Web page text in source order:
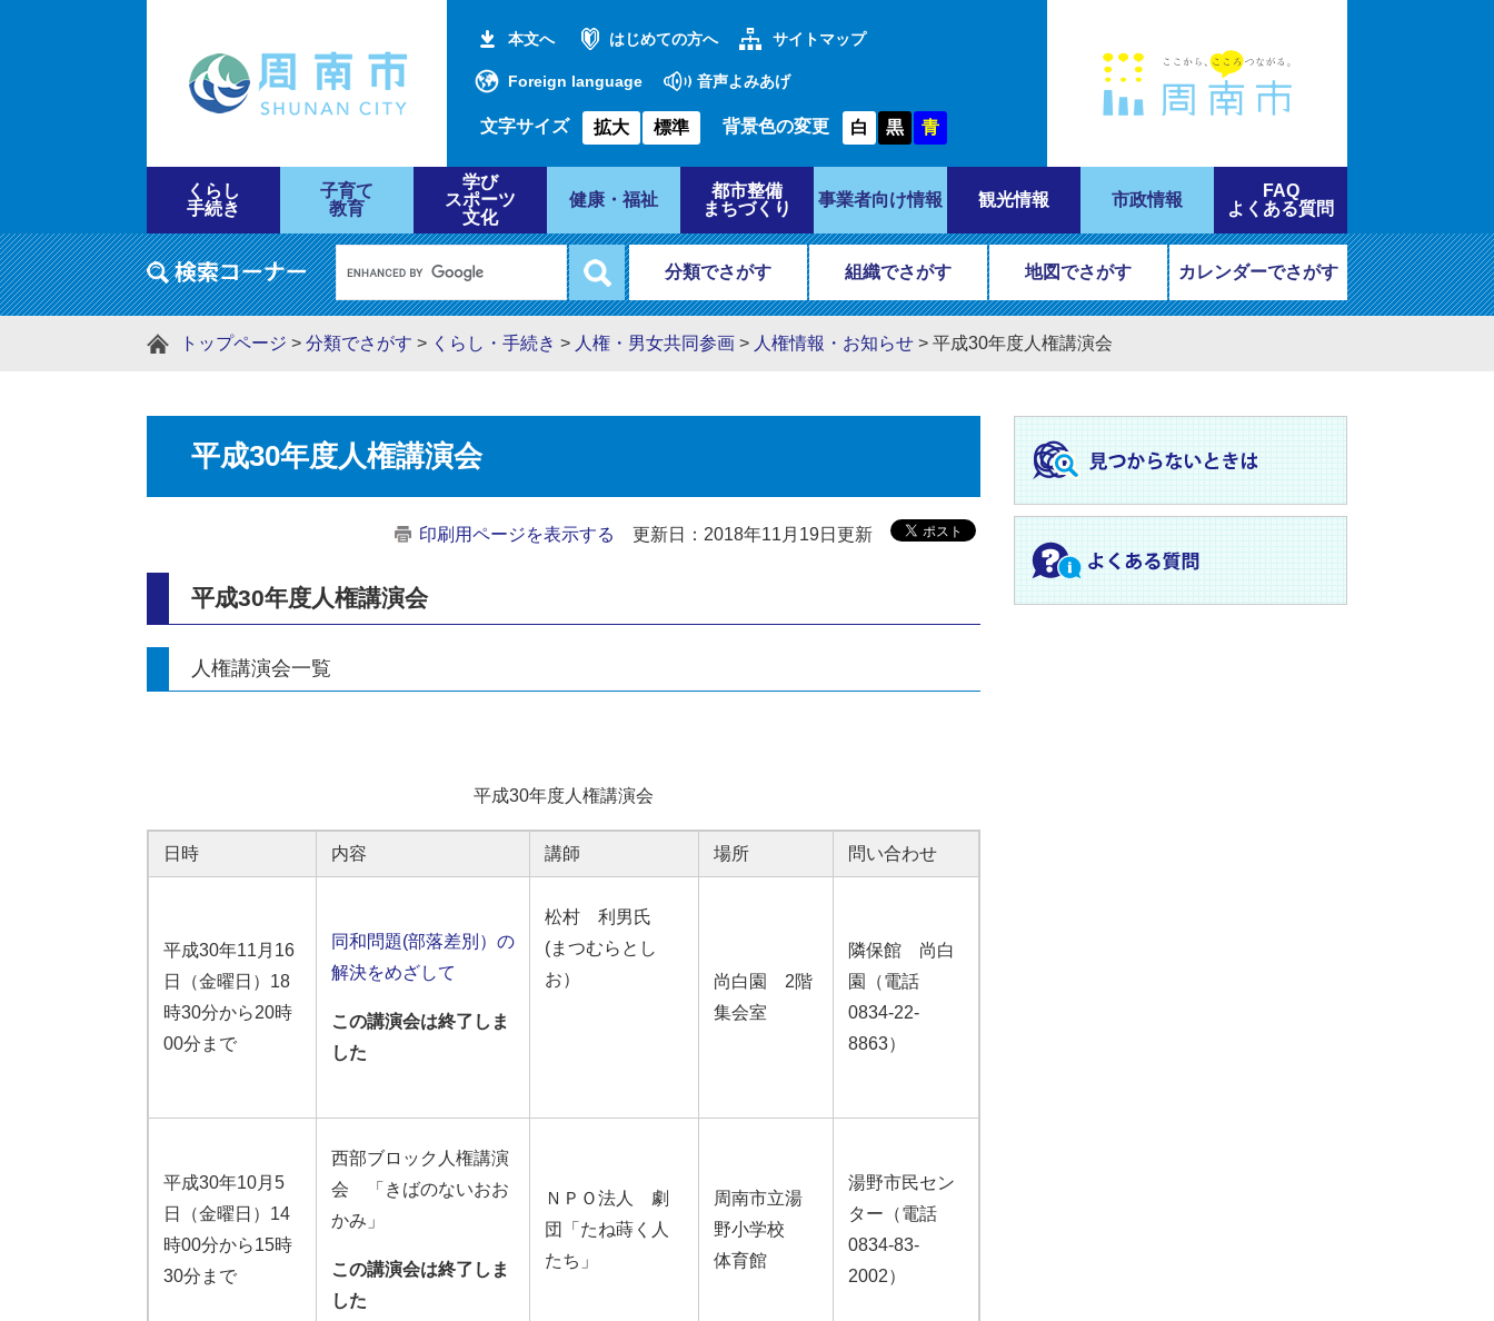
本文へ はじめての方へ サイトマップ
Foreign language 音声よみあげ
文字サイズ 拡大 標準 背景色の変更 白 黒 青
くらし
手続き
子育て
教育
学び
スポーツ
文化
健康・福祉
都市整備
まちづくり
事業者向け情報 観光情報 市政情報
FAQ
よくある質問
分類でさがす 組織でさがす 地図でさがす カレンダーでさがす
トップページ > 分類でさがす > くらし・手続き > 人権・男女共同参画 > 人権情報・お知らせ > 平成30年度人権講演会
平成30年度人権講演会
印刷用ページを表示する 更新日：2018年11月19日更新
平成30年度人権講演会
人権講演会一覧
平成30年度人権講演会
日時 内容 講師 場所 問い合わせ
平成30年11月16
日（金曜日）18
時30分から20時
00分まで
同和問題(部落差別）の
解決をめざして
この講演会は終了しま
した
松村 利男氏
(まつむらとし
お）
尚白園 2階
集会室
隣保館 尚白
園（電話
0834-22-
8863）
平成30年10月5
日（金曜日）14
時00分から15時
30分まで
西部ブロック人権講演
会 「きばのないおお
かみ」
この講演会は終了しま
した
ＮＰＯ法人 劇
団「たね蒔く人
たち」
周南市立湯
野小学校
体育館
湯野市民セン
ター（電話
0834-83-
2002）